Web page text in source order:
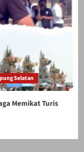
Selatan
Memikat Turis